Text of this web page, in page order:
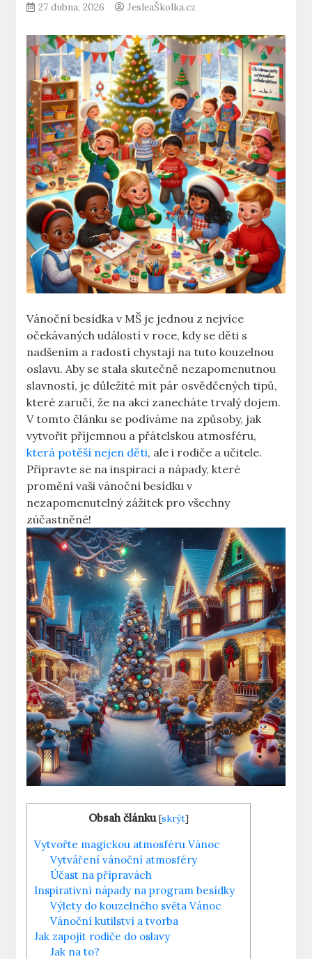
27 dubna, 2026 JesleaŠkolka.cz
Vánoční besídka v MŠ je jednou z nejvíce
očekávaných událostí v roce, kdy se děti s
nadšením a radostí chystají na tuto kouzelnou
oslavu. Aby se stala skutečně nezapomenutnou
slavností, je důležité mít pár osvědčených tipů,
které zaručí, že na akci zanecháte trvalý dojem.
V tomto článku se podíváme na způsoby, jak
vytvořit příjemnou a přátelskou atmosféru,
která potěší nejen děti, ale i rodiče a učitele.
Připravte se na inspiraci a nápady, které
promění vaši vánoční besídku v
nezapomenutelný zážitek pro všechny
zúčastněné!
Obsah článku [skrýt]
Vytvořte magickou atmosféru Vánoc
Vytváření vánoční atmosféry
Účast na přípravách
Inspirativní nápady na program besídky
Výlety do kouzelného světa Vánoc
Vánoční kutilství a tvorba
Jak zapojit rodiče do oslavy
Jak na to?